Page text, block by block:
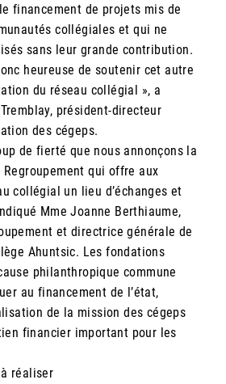
financement de projets mis de
collégiales et qui ne
sans leur grande contribution.
heureuse de soutenir cet autre
du réseau collégial », a
président-directeur
des cégeps.
de fierté que nous annonçons la
qui offre aux
collégial un lieu d’échanges et
Mme Joanne Berthiaume,
et directrice générale de
Ahuntsic. Les fondations
philanthropique commune
au financement de l’état,
de la mission des cégeps
financier important pour les
réaliser